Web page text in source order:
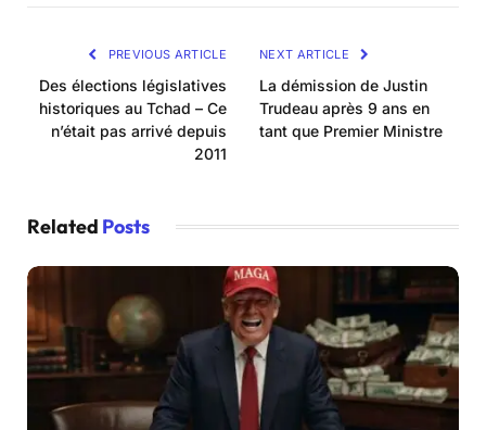
PREVIOUS ARTICLE
Des élections législatives
historiques au Tchad – Ce
n’était pas arrivé depuis
2011
NEXT ARTICLE
La démission de Justin
Trudeau après 9 ans en
tant que Premier Ministre
Related Posts